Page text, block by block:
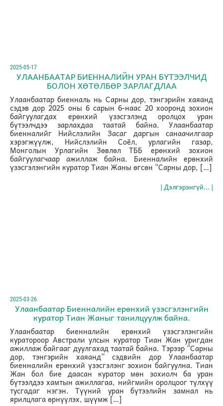
2025-05-17
УЛААНБААТАР БИЕННАЛИЙН УРАН БҮТЭЭЛЧИД
БОЛОН ХӨТӨЛБӨР ЗАРЛАГДЛАА
Улаанбаатар биенналь нь Сарны дор, тэнгэрийн хаяанд
сэдэв дор 2025 оны 6 сарын 6-наас 20 хооронд зохион
байгуулагдах ерөнхий үзэсгэлэнд оролцох уран
бүтээлчдээ зарлахдаа таатай байна. Улаанбаатар
биенналийг Нийслэлийн Засаг даргын санаачилгаар
хэрэгжүүлж, Нийслэлийн Соёл, урлагийн газар,
Монголын Урлагийн Зөвлөл ТББ ерөнхий зохион
байгуулагчаар ажиллаж байна. Биенналийн ерөнхий
үзэсгэлэнгийн куратор Тиан Жаны өгсөн “Сарны дор, […]
| Дэлгэрэнгүй... |
2025-03-26
Улаанбаатар Биенналийн ерөнхий үзэсгэлэнгийн
куратор Тиан Жаныг танилцуулж байна.
Улаанбаатар биенналийн ерөнхий үзэсгэлэнгийн
куратороор Австрали улсын куратор Тиан Жан уригдан
ажиллаж байгааг дуулгахад таатай байна. Тэрээр “Сарны
дор, тэнгэрийн хаяанд” сэдвийн дор Улаанбаатар
биенналийн ерөнхий үзэсгэлэнг зохион байгуулна. Тиан
Жан бол бие даасан куратор мөн зохиолч ба уран
бүтээлдээ хамтын ажиллагаа, нийгмийн оролцоог түлхүү
тусгадаг нэгэн. Түүний уран бүтээлийн замнал нь
ярилцлага өрнүүлэх, шүүмж […]